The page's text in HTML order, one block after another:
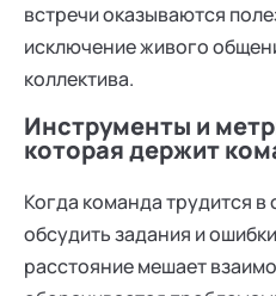
встречи оказываются
исключение живого
коллектива.
Инструменты и
которая держит
Когда команда трудится в
обсудить задания и
расстояние мешает